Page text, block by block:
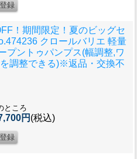
！期間限定！夏のビッグセ
クロールバリエ 軽量
プントゥパンプス(幅調整,ワ
調整できる)※返品・交換不
ところ
円 (税込)